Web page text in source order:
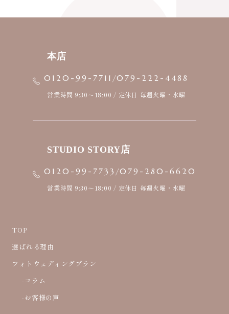
本店
0120-99-7711 /079-222-4488
営業時間 9:30〜18:00 / 定休日 毎週火曜・水曜
STUDIO STORY店
0120-99-7733 /079-280-6620
営業時間 9:30〜18:00 / 定休日 毎週火曜・水曜
TOP
選ばれる理由
フォトウェディングプラン
-コラム
-お客様の声